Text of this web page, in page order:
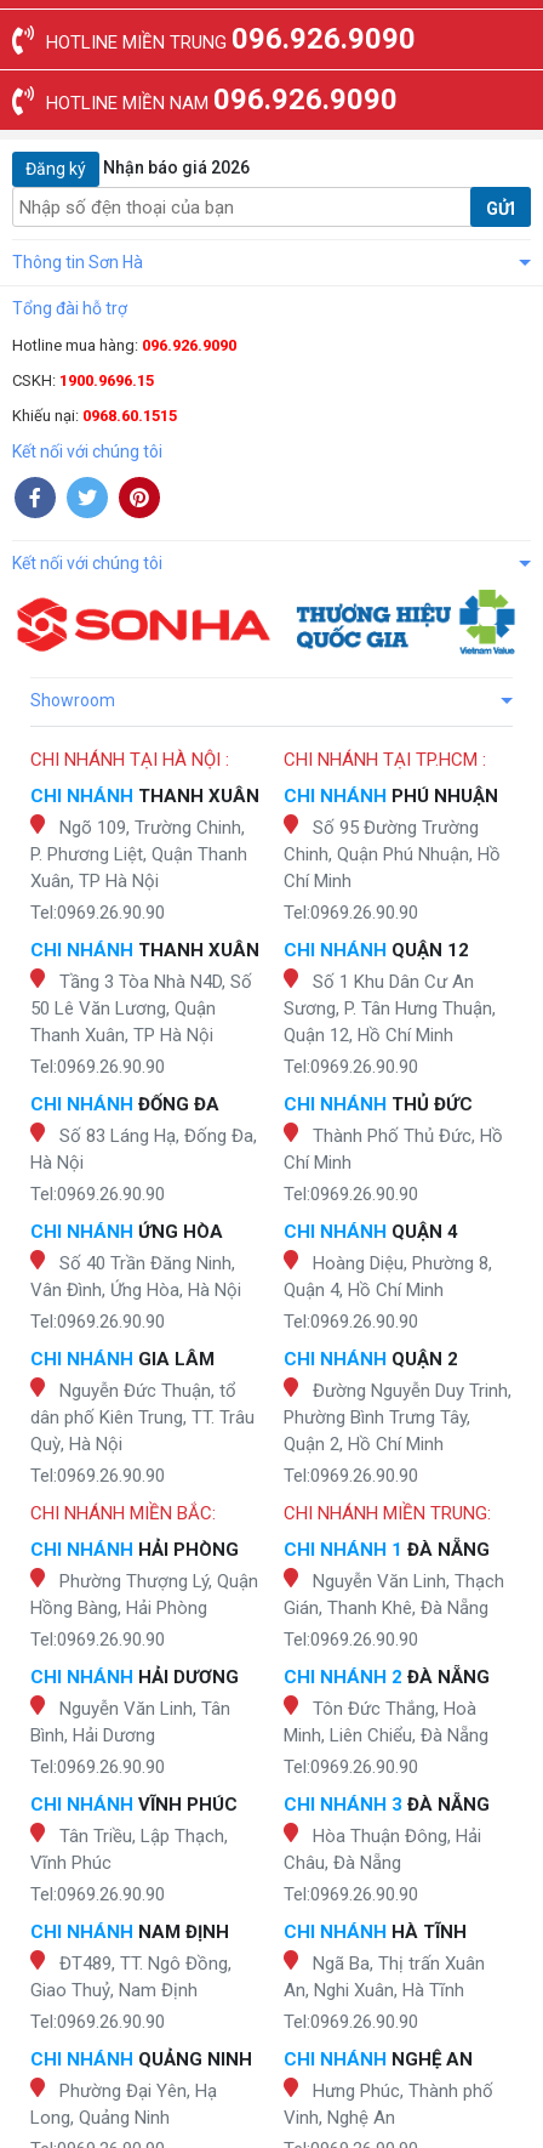
HOTLINE MIỀN TRUNG 096.926.9090
HOTLINE MIỀN NAM 096.926.9090
Đăng ký Nhận báo giá 2026
GỬI
Thông tin Sơn Hà
Tổng đài hỗ trợ
Hotline mua hàng: 096.926.9090
CSKH: 1900.9696.15
Khiếu nại: 0968.60.1515
Kết nối với chúng tôi
Kết nối với chúng tôi
Showroom
CHI NHÁNH TẠI HÀ NỘI :
CHI NHÁNH THANH XUÂN
Ngõ 109, Trường Chinh,
P. Phương Liệt, Quận Thanh
Xuân, TP Hà Nội
Tel:0969.26.90.90
CHI NHÁNH THANH XUÂN
Tầng 3 Tòa Nhà N4D, Số
50 Lê Văn Lương, Quận
Thanh Xuân, TP Hà Nội
Tel:0969.26.90.90
CHI NHÁNH ĐỐNG ĐA
Số 83 Láng Hạ, Đống Đa,
Hà Nội
Tel:0969.26.90.90
CHI NHÁNH ỨNG HÒA
Số 40 Trần Đăng Ninh,
Vân Đình, Ứng Hòa, Hà Nội
Tel:0969.26.90.90
CHI NHÁNH GIA LÂM
Nguyễn Đức Thuận, tổ
dân phố Kiên Trung, TT. Trâu
Quỳ, Hà Nội
Tel:0969.26.90.90
CHI NHÁNH TẠI TP.HCM :
CHI NHÁNH PHÚ NHUẬN
Số 95 Đường Trường
Chinh, Quận Phú Nhuận, Hồ
Chí Minh
Tel:0969.26.90.90
CHI NHÁNH QUẬN 12
Số 1 Khu Dân Cư An
Sương, P. Tân Hưng Thuận,
Quận 12, Hồ Chí Minh
Tel:0969.26.90.90
CHI NHÁNH THỦ ĐỨC
Thành Phố Thủ Đức, Hồ
Chí Minh
Tel:0969.26.90.90
CHI NHÁNH QUẬN 4
Hoàng Diệu, Phường 8,
Quận 4, Hồ Chí Minh
Tel:0969.26.90.90
CHI NHÁNH QUẬN 2
Đường Nguyễn Duy Trinh,
Phường Bình Trưng Tây,
Quận 2, Hồ Chí Minh
Tel:0969.26.90.90
CHI NHÁNH MIỀN BẮC:
CHI NHÁNH HẢI PHÒNG
Phường Thượng Lý, Quận
Hồng Bàng, Hải Phòng
Tel:0969.26.90.90
CHI NHÁNH HẢI DƯƠNG
Nguyễn Văn Linh, Tân
Bình, Hải Dương
Tel:0969.26.90.90
CHI NHÁNH VĨNH PHÚC
Tân Triều, Lập Thạch,
Vĩnh Phúc
Tel:0969.26.90.90
CHI NHÁNH NAM ĐỊNH
ĐT489, TT. Ngô Đồng,
Giao Thuỷ, Nam Định
Tel:0969.26.90.90
CHI NHÁNH QUẢNG NINH
Phường Đại Yên, Hạ
Long, Quảng Ninh
CHI NHÁNH MIỀN TRUNG:
CHI NHÁNH 1 ĐÀ NẴNG
Nguyễn Văn Linh, Thạch
Gián, Thanh Khê, Đà Nẵng
Tel:0969.26.90.90
CHI NHÁNH 2 ĐÀ NẴNG
Tôn Đức Thắng, Hoà
Minh, Liên Chiểu, Đà Nẵng
Tel:0969.26.90.90
CHI NHÁNH 3 ĐÀ NẴNG
Hòa Thuận Đông, Hải
Châu, Đà Nẵng
Tel:0969.26.90.90
CHI NHÁNH HÀ TĨNH
Ngã Ba, Thị trấn Xuân
An, Nghi Xuân, Hà Tĩnh
Tel:0969.26.90.90
CHI NHÁNH NGHỆ AN
Hưng Phúc, Thành phố
Vinh, Nghệ An